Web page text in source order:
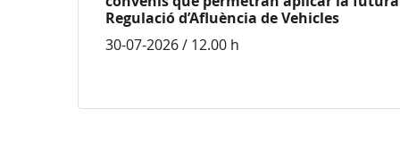
Regulació d’Afluència de Vehicles
30-07-2026 / 12.00 h